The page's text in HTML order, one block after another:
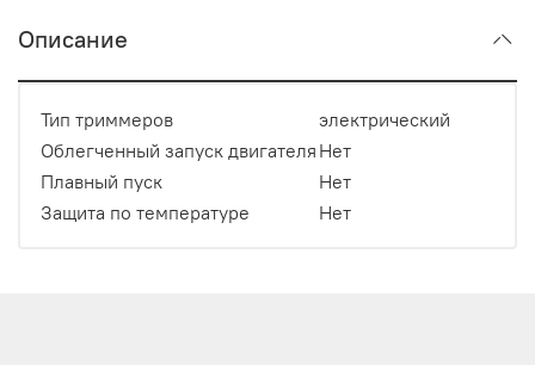
Описание
Тип триммеров
электрический
Облегченный запуск двигателя Нет
Плавный пуск
Нет
Защита по температуре
Нет